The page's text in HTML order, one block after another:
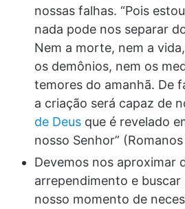
nossas falhas. “Pois
nada pode nos separar
Nem a morte, nem a
os demônios, nem os
temores do amanhã. De
a criação será capaz de
de Deus que é revelado
nosso Senhor”
Devemos nos aproximar
arrependimento e buscar
nosso momento de